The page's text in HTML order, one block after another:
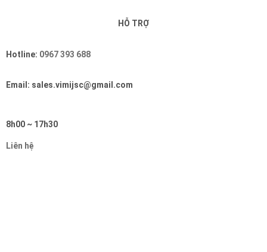
HỖ TRỢ
Hotline: 0967 393 688
Email: sales.vimijsc@gmail.com
8h00 ~ 17h30
Liên hệ